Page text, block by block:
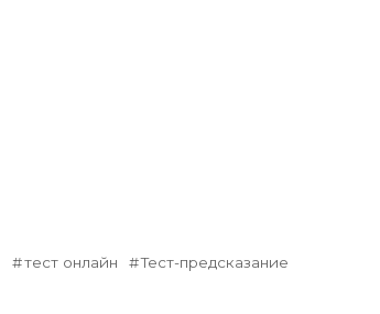
тест онлайн
Тест-предсказание